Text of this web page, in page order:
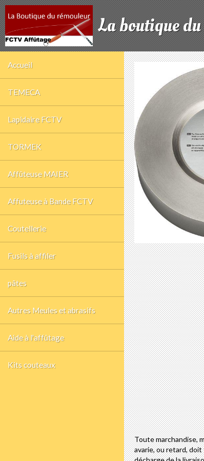
La boutique
Accueil
TEMECA
Lapidaire FCTV
TORMEK
Affûteuse MAIER
Affuteuse à Bande FCTV
Coutellerie
Fusils à affiler
pâtes
Autres Meules et abrasifs
Aide à l'affûtage
Kits couteaux
Toute marchandise,
avarie, ou retard,